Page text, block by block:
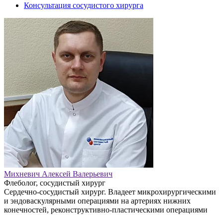
Консультация сосудистого хирурга
Михневич Алексей Валерьевич
Флеболог, сосудистый хирург
Сердечно-сосудистый хирург. Владеет микрохирургическими
и эндоваскулярными операциями на артериях нижних
конечностей, реконструктивно-пластическими операциями